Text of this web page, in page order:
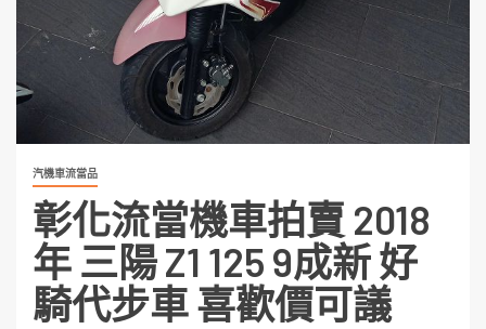
汽機車流當品
彰化流當機車拍賣 2018
年 三陽 Z1 125 9成新 好
騎代步車 喜歡價可議